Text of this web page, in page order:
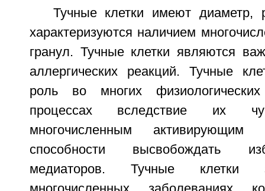
Тучные клетки имеют
характеризуются наличием
гранул. Тучные клетки являются
аллергических реакций. Тучные
роль во многих
процессах вследствие их
многочисленным
способности высвобождать
медиаторов. Тучные клетки